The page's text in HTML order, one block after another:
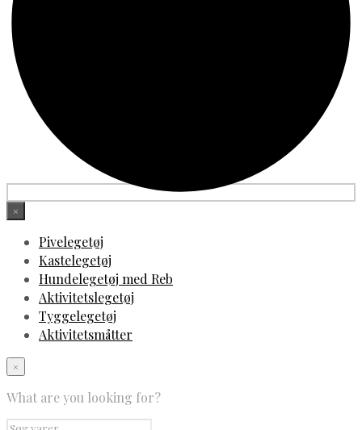
×
Pivelegetøj
Kastelegetøj
Hundelegetøj med Reb
Aktivitetslegetøj
Tyggelegetøj
Aktivitetsmåtter
×
What are you looking for?